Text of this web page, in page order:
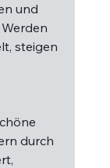
und
steigen
durch